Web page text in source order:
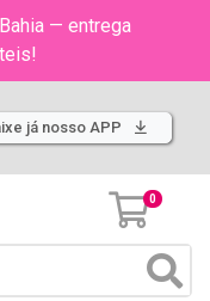
— entrega
já nosso APP
0